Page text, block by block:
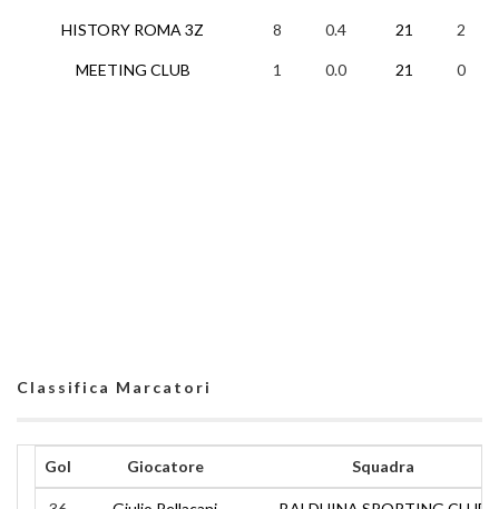
HISTORY ROMA 3Z
MEETING CLUB
8 0.4 21 2
1 0.0 21 0
Classifica Marcatori
Gol Giocatore Squadra